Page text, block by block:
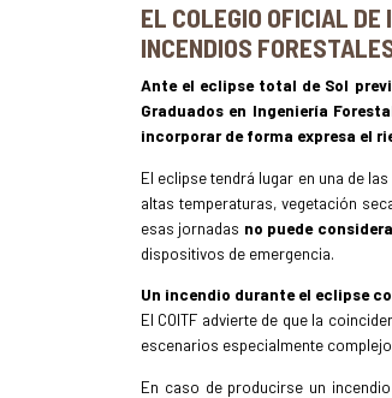
EL COLEGIO OFICIAL
INCENDIOS
Ante el eclipse total de Sol
Graduados en Ingeniería
incorporar de forma expresa el
El eclipse tendrá lugar en una de
altas temperaturas, vegetación
esas jornadas no puede
dispositivos de emergencia.
Un incendio durante el eclipse
El COITF advierte de que la
escenarios especialmente
En caso de producirse un